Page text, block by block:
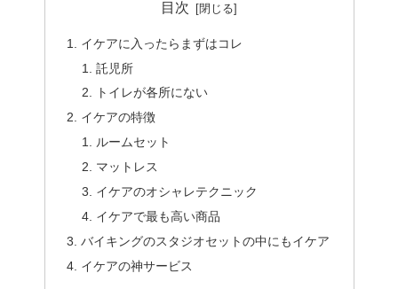
目次
イケアに入ったらまずはコレ
託児所
トイレが各所にない
イケアの特徴
ルームセット
マットレス
イケアのオシャレテクニック
イケアで最も高い商品
バイキングのスタジオセットの中にもイケア
イケアの神サービス